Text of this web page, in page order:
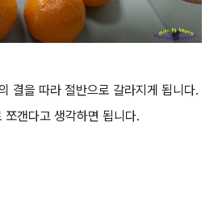
결을 따라 절반으로 갈라지게 됩니다.
쪼갠다고 생각하면 됩니다.